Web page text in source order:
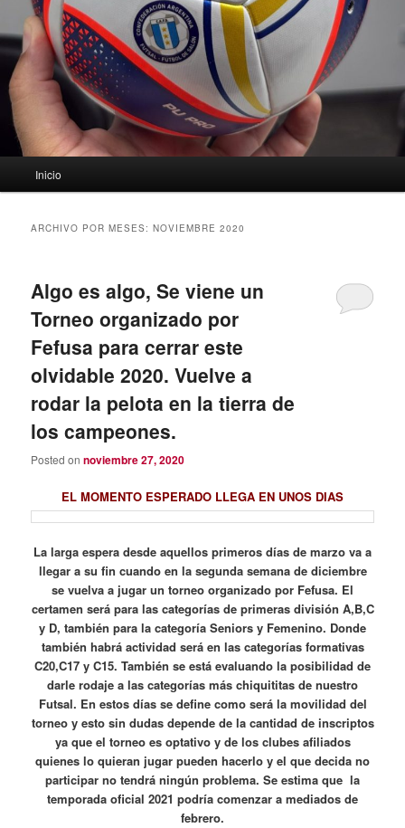
Inicio
ARCHIVO POR MESES:NOVIEMBRE 2020
Algo es algo, Se viene un
Torneo organizado por
Fefusa para cerrar este
olvidable 2020. Vuelve a
rodar la pelota en la tierra de
los campeones.
Posted onnoviembre 27, 2020
EL MOMENTO ESPERADO LLEGA EN UNOS DIAS
La larga espera desde aquellos primeros días de marzo va a
llegar a su fin cuando en la segunda semana de diciembre
se vuelva a jugar un torneo organizado por Fefusa. El
certamen será para las categorías de primeras división A,B,C
y D, también para la categoría Seniors y Femenino. Donde
también habrá actividad será en las categorías formativas
C20,C17 y C15. También se está evaluando la posibilidad de
darle rodaje a las categorías más chiquititas de nuestro
Futsal. En estos días se define como será la movilidad del
torneo y esto sin dudas depende de la cantidad de inscriptos
ya que el torneo es optativo y de los clubes afiliados
quienes lo quieran jugar pueden hacerlo y el que decida no
participar no tendrá ningún problema. Se estima que la
temporada oficial 2021 podría comenzar a mediados de
febrero.